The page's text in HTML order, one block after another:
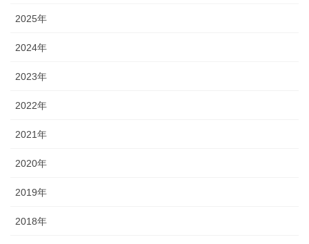
2025年
2024年
2023年
2022年
2021年
2020年
2019年
2018年